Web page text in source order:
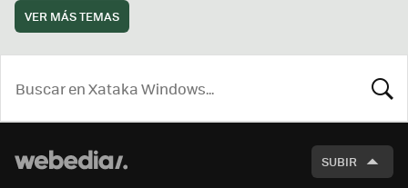
VER MÁS TEMAS
SUBIR